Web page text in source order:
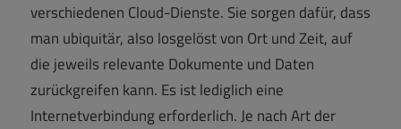
verschiedenen Cloud-Dienste. Sie sorgen dafür, dass
man ubiquitär, also losgelöst von Ort und Zeit, auf
die jeweils relevante Dokumente und Daten
zurückgreifen kann. Es ist lediglich eine
Internetverbindung erforderlich. Je nach Art der